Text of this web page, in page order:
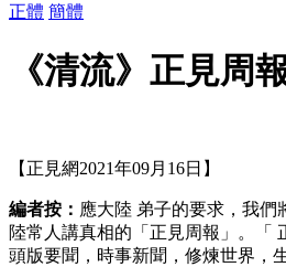
正體 簡體
《清流》正見周
【正見網2021年09月16日】
編者按： 應大陸 弟子的要求，我們
陸常人講真相的「正見周報」。「
頭版要聞，時事新聞，修煉世界，